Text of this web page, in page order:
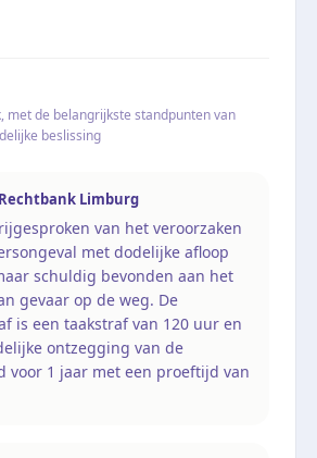
met de belangrijkste standpunten van
beslissing
Limburg
van het veroorzaken
met dodelijke afloop
schuldig bevonden aan het
gevaar op de weg. De
is een taakstraf van 120 uur en
ontzegging van de
voor 1 jaar met een proeftijd van